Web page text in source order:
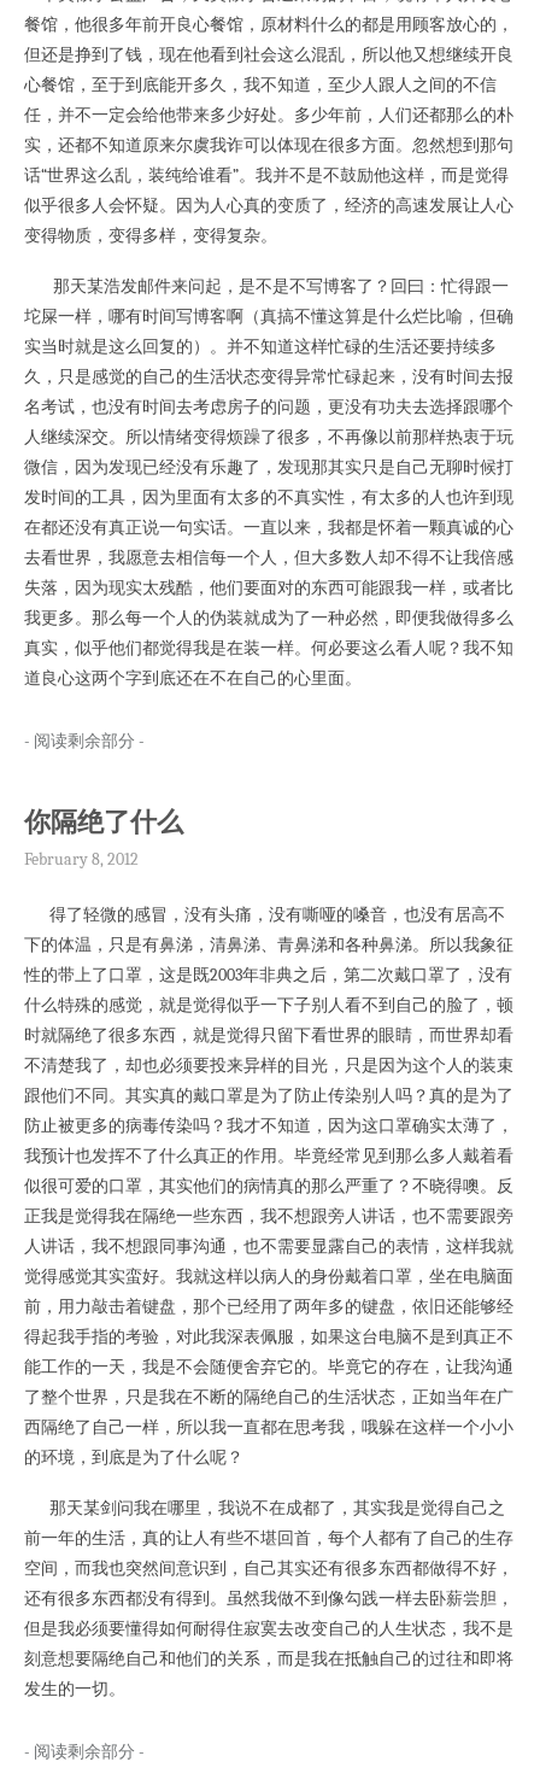
餐馆，他很多年前开良心餐馆，原材料什么的都是用顾客放心的，
但还是挣到了钱，现在他看到社会这么混乱，所以他又想继续开良
心餐馆，至于到底能开多久，我不知道，至少人跟人之间的不信
任，并不一定会给他带来多少好处。多少年前，人们还都那么的朴
实，还都不知道原来尔虞我诈可以体现在很多方面。忽然想到那句
话“世界这么乱，装纯给谁看”。我并不是不鼓励他这样，而是觉得
似乎很多人会怀疑。因为人心真的变质了，经济的高速发展让人心
变得物质，变得多样，变得复杂。
那天某浩发邮件来问起，是不是不写博客了？回曰：忙得跟一
坨屎一样，哪有时间写博客啊（真搞不懂这算是什么烂比喻，但确
实当时就是这么回复的）。并不知道这样忙碌的生活还要持续多
久，只是感觉的自己的生活状态变得异常忙碌起来，没有时间去报
名考试，也没有时间去考虑房子的问题，更没有功夫去选择跟哪个
人继续深交。所以情绪变得烦躁了很多，不再像以前那样热衷于玩
微信，因为发现已经没有乐趣了，发现那其实只是自己无聊时候打
发时间的工具，因为里面有太多的不真实性，有太多的人也许到现
在都还没有真正说一句实话。一直以来，我都是怀着一颗真诚的心
去看世界，我愿意去相信每一个人，但大多数人却不得不让我倍感
失落，因为现实太残酷，他们要面对的东西可能跟我一样，或者比
我更多。那么每一个人的伪装就成为了一种必然，即便我做得多么
真实，似乎他们都觉得我是在装一样。何必要这么看人呢？我不知
道良心这两个字到底还在不在自己的心里面。
- 阅读剩余部分 -
你隔绝了什么
February 8, 2012
得了轻微的感冒，没有头痛，没有嘶哑的嗓音，也没有居高不
下的体温，只是有鼻涕，清鼻涕、青鼻涕和各种鼻涕。所以我象征
性的带上了口罩，这是既2003年非典之后，第二次戴口罩了，没有
什么特殊的感觉，就是觉得似乎一下子别人看不到自己的脸了，顿
时就隔绝了很多东西，就是觉得只留下看世界的眼睛，而世界却看
不清楚我了，却也必须要投来异样的目光，只是因为这个人的装束
跟他们不同。其实真的戴口罩是为了防止传染别人吗？真的是为了
防止被更多的病毒传染吗？我才不知道，因为这口罩确实太薄了，
我预计也发挥不了什么真正的作用。毕竟经常见到那么多人戴着看
似很可爱的口罩，其实他们的病情真的那么严重了？不晓得噢。反
正我是觉得我在隔绝一些东西，我不想跟旁人讲话，也不需要跟旁
人讲话，我不想跟同事沟通，也不需要显露自己的表情，这样我就
觉得感觉其实蛮好。我就这样以病人的身份戴着口罩，坐在电脑面
前，用力敲击着键盘，那个已经用了两年多的键盘，依旧还能够经
得起我手指的考验，对此我深表佩服，如果这台电脑不是到真正不
能工作的一天，我是不会随便舍弃它的。毕竟它的存在，让我沟通
了整个世界，只是我在不断的隔绝自己的生活状态，正如当年在广
西隔绝了自己一样，所以我一直都在思考我，哦躲在这样一个小小
的环境，到底是为了什么呢？
那天某剑问我在哪里，我说不在成都了，其实我是觉得自己之
前一年的生活，真的让人有些不堪回首，每个人都有了自己的生存
空间，而我也突然间意识到，自己其实还有很多东西都做得不好，
还有很多东西都没有得到。虽然我做不到像勾践一样去卧薪尝胆，
但是我必须要懂得如何耐得住寂寞去改变自己的人生状态，我不是
刻意想要隔绝自己和他们的关系，而是我在抵触自己的过往和即将
发生的一切。
- 阅读剩余部分 -